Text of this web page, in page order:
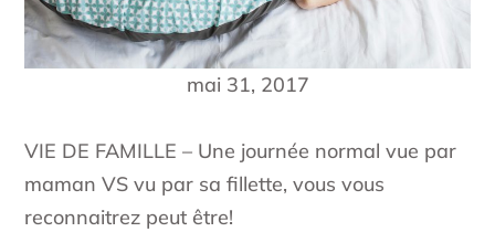
mai 31, 2017
VIE DE FAMILLE – Une journée normal vue par
maman VS vu par sa fillette, vous vous
reconnaitrez peut être!